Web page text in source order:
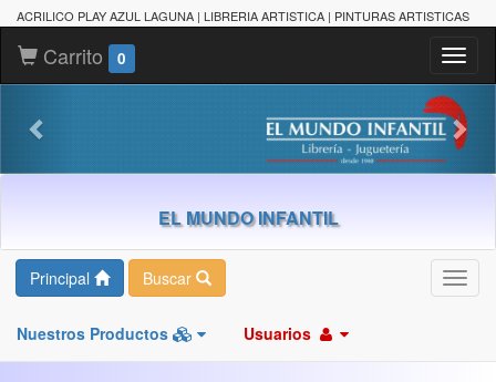
ACRILICO PLAY AZUL LAGUNA | LIBRERIA ARTISTICA | PINTURAS ARTISTICAS
Carrito 0
EL MUNDO INFANTIL
Principal Buscar
Nuestros Productos Usuarios